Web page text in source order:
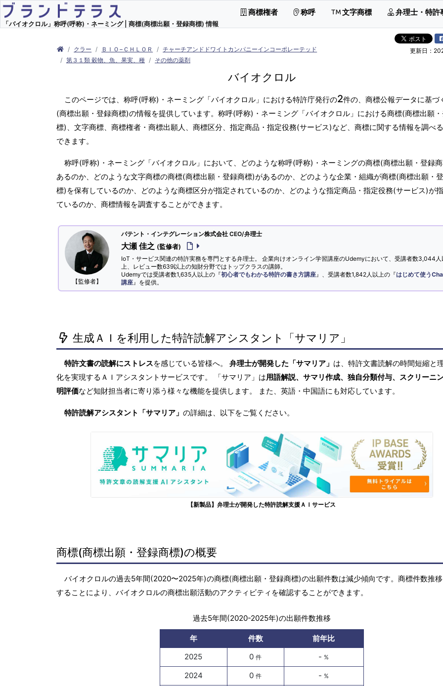
「バイオクロル」称呼(呼称)・ネーミング | 商標(商標出願・登録商標) 情報
商標権者 称呼 文字商標 弁理士・特許
クラー ＢＩＯ−ＣＨＬＯＲ
チャーチアンドドワイトカンパニーインコーポレーテッド
第３１類 穀物、魚、果実、種
その他の薬剤
更新日：
バイオクロル
このページでは、称呼(呼称)・ネーミング「バイオクロル」における特許庁発行の2件の、商標公報データに基づ
(商標出願・登録商標)の情報を提供しています。称呼(呼称)・ネーミング「バイオクロル」における商標(商標出願
標)、文字商標、商標権者・商標出願人、商標区分、指定商品・指定役務(サービス)など、商標に関する情報を調べ
できます。
称呼(呼称)・ネーミング「バイオクロル」において、どのような称呼(呼称)・ネーミングの商標(商標出願・登録
あるのか、どのような文字商標の商標(商標出願・登録商標)があるのか、どのような企業・組織が商標(商標出願・
標)を保有しているのか、どのような商標区分が指定されているのか、どのような指定商品・指定役務(サービス)が
ているのか、商標情報を調査することができます。
【監修者】
パテント・インテグレーション株式会社 CEO/弁理士
大瀬 佳之 (監修者)
IoT・サービス関連の特許実務を専門とする弁理士。 企業向けオンライン学習講座のUdemyにおいて、受講者数3,044人
上、レビュー数639以上の知財分野ではトップクラスの講師。
Udemyでは受講者数1,635人以上の『初心者でもわかる特許の書き方講座 』、受講者数1,842人以上の『はじめて使う
講座 』を提供。
生成ＡＩを利用した特許読解アシスタント「サマリア」
特許文書の読解にストレスを感じている皆様へ。 弁理士が開発した「サマリア」 は、特許文書読解の時間短縮と
化を実現するＡＩアシスタントサービスです。 「サマリア」は用語解説、サマリ作成、独自分類付与、スクリーニ
明評価など知財担当者に寄り添う様々な機能を提供します。 また、英語・中国語にも対応しています。
特許読解アシスタント「サマリア」 の詳細は、以下をご覧ください。
【新製品】弁理士が開発した特許読解支援ＡＩサービス
商標(商標出願・登録商標)の概要
バイオクロルの過去5年間(2020〜2025年)の商標(商標出願・登録商標)の出願件数は減少傾向です。商標件数推
することにより、バイオクロルの商標出願活動のアクティビティを確認することができます。
過去5年間(2020-2025年)の出願件数推移
年 件数
前年比
2025
0件 - %
2024 0件 - %